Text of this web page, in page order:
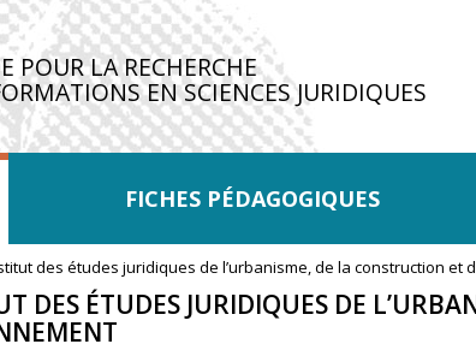
POUR LA RECHERCHE
EN SCIENCES JURIDIQUES
FICHES PÉDAGOGIQUES
des études juridiques de l’urbanisme, de la construction et
DES ÉTUDES JURIDIQUES DE